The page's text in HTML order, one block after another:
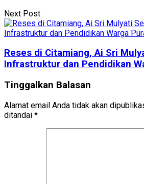
Next Post
Reses di Citamiang, Ai Sri
Infrastruktur dan Pendidikan
Tinggalkan Balasan
Alamat email Anda tidak akan
ditandai *